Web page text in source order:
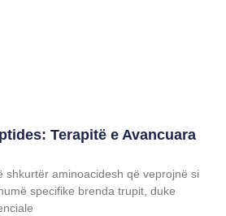
Terapitë e Avancuara
shkurtër aminoacidesh që veprojnë si
specifike brenda trupit, duke